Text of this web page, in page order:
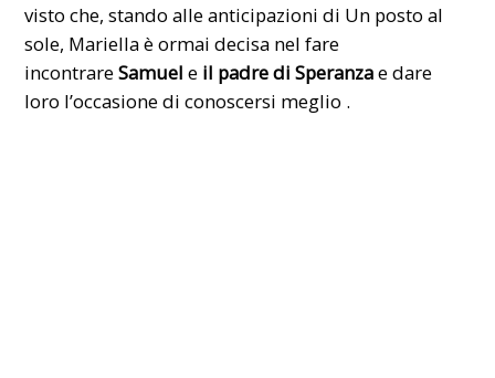
visto che, stando alle anticipazioni di Un posto al
sole, Mariella è ormai decisa nel fare
incontrareSamuel e il padre di Speranzae dare
loro l’occasione di conoscersi meglio .